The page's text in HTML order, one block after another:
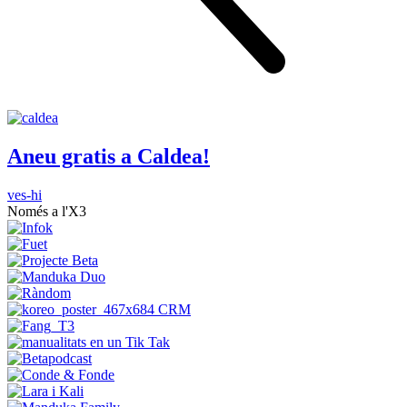
Aneu gratis a Caldea!
ves-hi
Només a l'X3